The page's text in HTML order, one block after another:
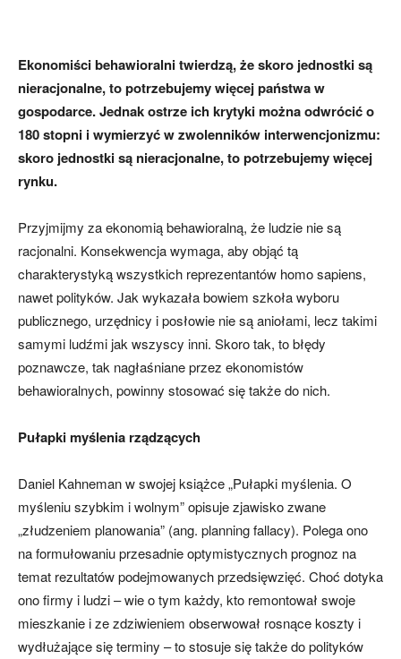
Ekonomiści behawioralni twierdzą, że skoro jednostki są
nieracjonalne, to potrzebujemy więcej państwa w
gospodarce. Jednak ostrze ich krytyki można odwrócić o
180 stopni i wymierzyć w zwolenników interwencjonizmu:
skoro jednostki są nieracjonalne, to potrzebujemy więcej
rynku.
Przyjmijmy za ekonomią behawioralną, że ludzie nie są
racjonalni. Konsekwencja wymaga, aby objąć tą
charakterystyką wszystkich reprezentantów homo sapiens,
nawet polityków. Jak wykazała bowiem szkoła wyboru
publicznego, urzędnicy i posłowie nie są aniołami, lecz takimi
samymi ludźmi jak wszyscy inni. Skoro tak, to błędy
poznawcze, tak nagłaśniane przez ekonomistów
behawioralnych, powinny stosować się także do nich.
Pułapki myślenia rządzących
Daniel Kahneman w swojej książce „Pułapki myślenia. O
myśleniu szybkim i wolnym” opisuje zjawisko zwane
„złudzeniem planowania” (ang. planning fallacy). Polega ono
na formułowaniu przesadnie optymistycznych prognoz na
temat rezultatów podejmowanych przedsięwzięć. Choć dotyka
ono firmy i ludzi – wie o tym każdy, kto remontował swoje
mieszkanie i ze zdziwieniem obserwował rosnące koszty i
wydłużające się terminy – to stosuje się także do polityków